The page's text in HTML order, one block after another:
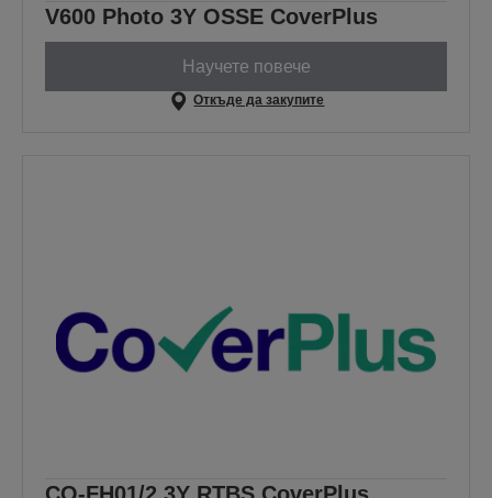
V600 Photo 3Y OSSE CoverPlus
Научете повече
Откъде да закупите